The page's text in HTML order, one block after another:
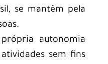
se mantêm pela
autonomia
sem fins